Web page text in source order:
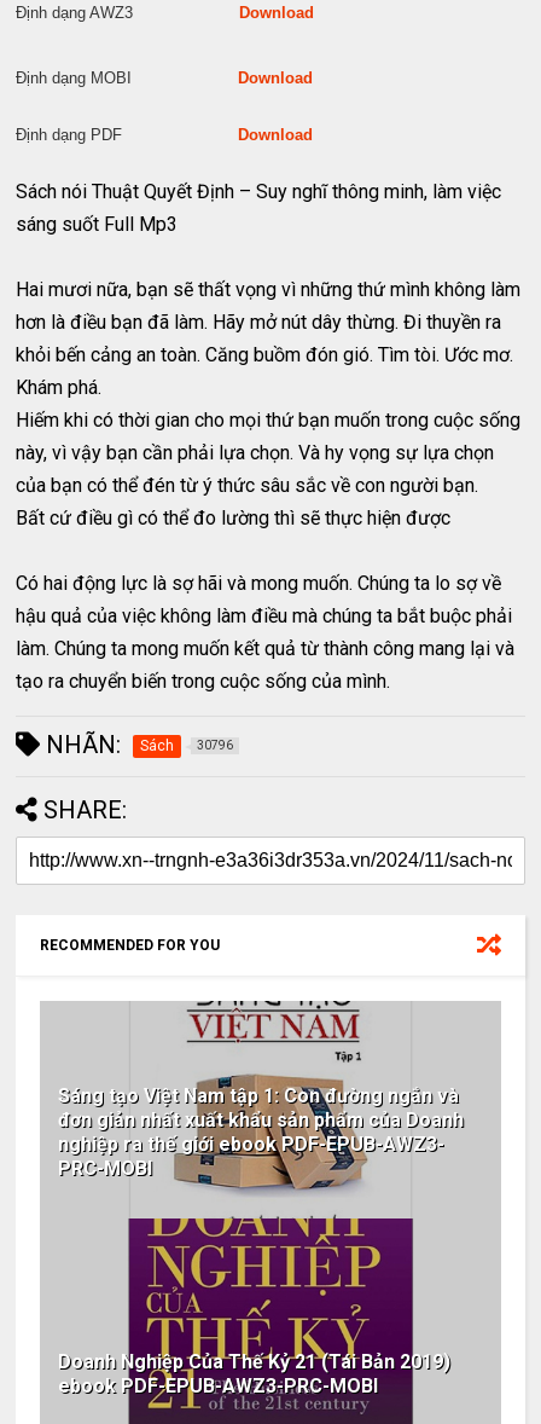
Định dạng AWZ3Download
Định dạng MOBIDownload
Định dạng PDFDownload
Sách nói Thuật Quyết Định – Suy nghĩ thông minh, làm việc
sáng suốt Full Mp3
Hai mươi nữa, bạn sẽ thất vọng vì những thứ mình không làm
hơn là điều bạn đã làm. Hãy mở nút dây thừng. Đi thuyền ra
khỏi bến cảng an toàn. Căng buồm đón gió. Tìm tòi. Ước mơ.
Khám phá.
Hiếm khi có thời gian cho mọi thứ bạn muốn trong cuộc sống
này, vì vậy bạn cần phải lựa chọn. Và hy vọng sự lựa chọn
của bạn có thể đén từ ý thức sâu sắc về con người bạn.
Bất cứ điều gì có thể đo lường thì sẽ thực hiện được
Có hai động lực là sợ hãi và mong muốn. Chúng ta lo sợ về
hậu quả của việc không làm điều mà chúng ta bắt buộc phải
làm. Chúng ta mong muốn kết quả từ thành công mang lại và
tạo ra chuyển biến trong cuộc sống của mình.
NHÃN: Sách 30796
SHARE:
RECOMMENDED FOR YOU
Sáng tạo Việt Nam tập 1: Con đường ngắn và
đơn giản nhất xuất khẩu sản phẩm của Doanh
nghiệp ra thế giới ebook PDF-EPUB-AWZ3-
PRC-MOBI
Doanh Nghiệp Của Thế Kỷ 21 (Tái Bản 2019)
ebook PDF-EPUB-AWZ3-PRC-MOBI